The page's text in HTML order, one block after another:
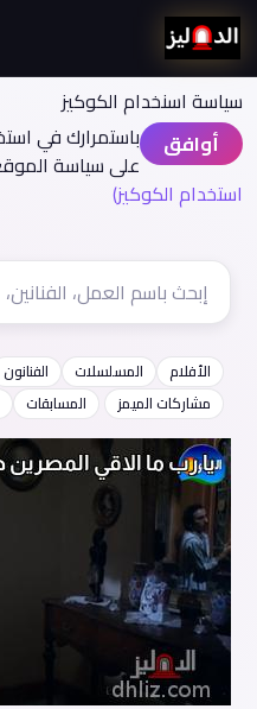
سياسة اسنخدام الكوكيز
أوافق
باستمرارك في
على سياسة
استخدام الكوكيز)
الأفلام المسلسلات الفنانون
مشاركات الميمز
المسابقات